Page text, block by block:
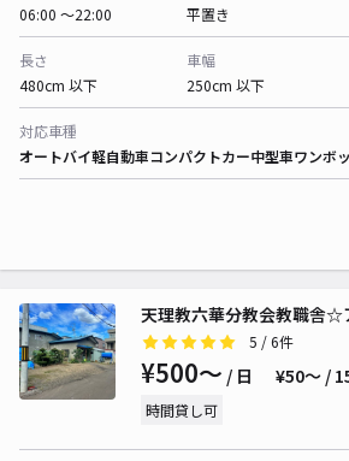
06:00 〜22:00
平置き
長さ
480cm 以下
車幅
250cm 以下
対応車種
オートバイ軽自動車コンパクトカー中型車ワンボ
天理教六華分教会教職舎☆
5 / 6件
¥500〜 / 日 ¥50〜 /
時間貸し可